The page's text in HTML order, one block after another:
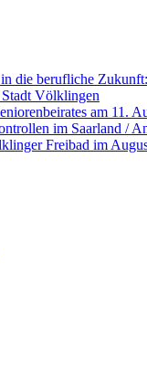
die berufliche
Völklingen
am 11.
im Saarland /
Freibad im